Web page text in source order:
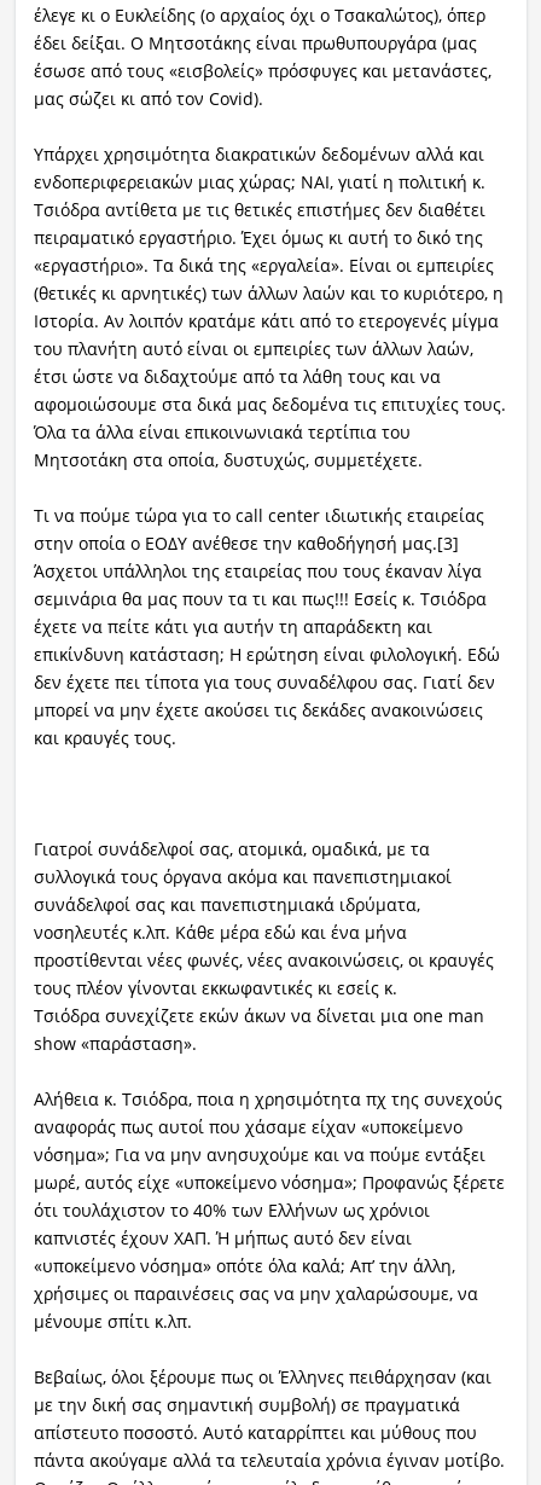
έλεγε κι ο Ευκλείδης (ο αρχαίος όχι ο Τσακαλώτος), όπερ
έδει δείξαι. Ο Μητσοτάκης είναι πρωθυπουργάρα (μας
έσωσε από τους «εισβολείς» πρόσφυγες και μετανάστες,
μας σώζει κι από τον Covid).
Υπάρχει χρησιμότητα διακρατικών δεδομένων αλλά και
ενδοπεριφερειακών μιας χώρας; ΝΑΙ, γιατί η πολιτική κ.
Τσιόδρα αντίθετα με τις θετικές επιστήμες δεν διαθέτει
πειραματικό εργαστήριο. Έχει όμως κι αυτή το δικό της
«εργαστήριο». Τα δικά της «εργαλεία». Είναι οι εμπειρίες
(θετικές κι αρνητικές) των άλλων λαών και το κυριότερο, η
Ιστορία. Αν λοιπόν κρατάμε κάτι από το ετερογενές μίγμα
του πλανήτη αυτό είναι οι εμπειρίες των άλλων λαών,
έτσι ώστε να διδαχτούμε από τα λάθη τους και να
αφομοιώσουμε στα δικά μας δεδομένα τις επιτυχίες τους.
Όλα τα άλλα είναι επικοινωνιακά τερτίπια του
Μητσοτάκη στα οποία, δυστυχώς, συμμετέχετε.
Τι να πούμε τώρα για το call center ιδιωτικής εταιρείας
στην οποία ο ΕΟΔΥ ανέθεσε την καθοδήγησή μας.[3]
Άσχετοι υπάλληλοι της εταιρείας που τους έκαναν λίγα
σεμινάρια θα μας πουν τα τι και πως!!! Εσείς κ. Τσιόδρα
έχετε να πείτε κάτι για αυτήν τη απαράδεκτη και
επικίνδυνη κατάσταση; Η ερώτηση είναι φιλολογική. Εδώ
δεν έχετε πει τίποτα για τους συναδέλφου σας. Γιατί δεν
μπορεί να μην έχετε ακούσει τις δεκάδες ανακοινώσεις
και κραυγές τους.
Γιατροί συνάδελφοί σας, ατομικά, ομαδικά, με τα
συλλογικά τους όργανα ακόμα και πανεπιστημιακοί
συνάδελφοί σας και πανεπιστημιακά ιδρύματα,
νοσηλευτές κ.λπ. Κάθε μέρα εδώ και ένα μήνα
προστίθενται νέες φωνές, νέες ανακοινώσεις, οι κραυγές
τους πλέον γίνονται εκκωφαντικές κι εσείς κ.
Τσιόδρα συνεχίζετε εκών άκων να δίνεται μια one man
show «παράσταση».
Αλήθεια κ. Τσιόδρα, ποια η χρησιμότητα πχ της συνεχούς
αναφοράς πως αυτοί που χάσαμε είχαν «υποκείμενο
νόσημα»; Για να μην ανησυχούμε και να πούμε εντάξει
μωρέ, αυτός είχε «υποκείμενο νόσημα»; Προφανώς ξέρετε
ότι τουλάχιστον το 40% των Ελλήνων ως χρόνιοι
καπνιστές έχουν ΧΑΠ. Ή μήπως αυτό δεν είναι
«υποκείμενο νόσημα» οπότε όλα καλά; Απ’ την άλλη,
χρήσιμες οι παραινέσεις σας να μην χαλαρώσουμε, να
μένουμε σπίτι κ.λπ.
Βεβαίως, όλοι ξέρουμε πως οι Έλληνες πειθάρχησαν (και
με την δική σας σημαντική συμβολή) σε πραγματικά
απίστευτο ποσοστό. Αυτό καταρρίπτει και μύθους που
πάντα ακούγαμε αλλά τα τελευταία χρόνια έγιναν μοτίβο.